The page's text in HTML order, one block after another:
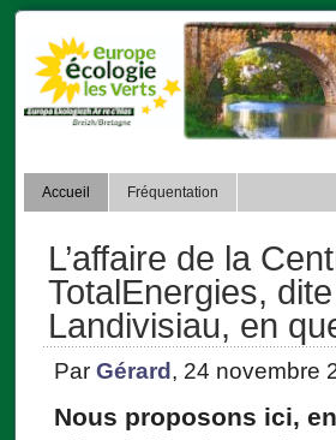
Accueil Fréquentation
L’affaire de la
TotalEnergies,
Landivisiau, en
Par Gérard , 24 novembre
Nous proposons ici,